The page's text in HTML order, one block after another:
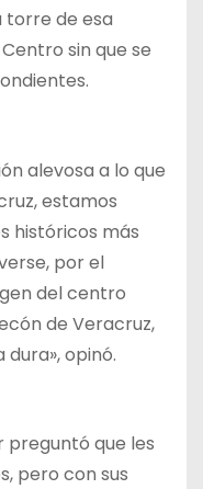
torre de esa
sin que se
alevosa a lo que
estamos
históricos más
por el
del centro
de Veracruz,
opinó.
preguntó que les
pero con sus